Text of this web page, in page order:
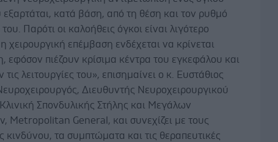
κατά βάση, από τη θέση και τον ρυθμό
Παρότι οι καλοήθεις όγκοι είναι λιγότερο
η χειρουργική επέμβαση ενδέχεται να κρίνεται
εφόσον πιέζουν κρίσιμα κέντρα του εγκεφάλου και
τις λειτουργίες του», επισημαίνει ο κ. Ευστάθιος
Διευθυντής Νευροχειρουργικού
Σπονδυλικής Στήλης και Μεγάλων
Metropolitan General, και συνεχίζει με τους
κινδύνου, τα συμπτώματα και τις θεραπευτικές